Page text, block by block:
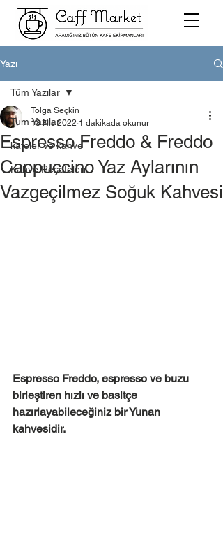
Yazı
Tüm Yazılar
kafeler ve kahve
Kahve Reçeteleri
Tüm Yazılar
Espresso Freddo & Freddo
Cappuccino Yaz Aylarının
Vazgeçilmez Soğuk Kahvesi
Tolga Seçkin
13 Nis 2022 1 dakikada okunur
Espresso Freddo, espresso ve buzu
birleştiren hızlı ve basitçe
hazırlayabileceğiniz bir Yunan
kahvesidir.